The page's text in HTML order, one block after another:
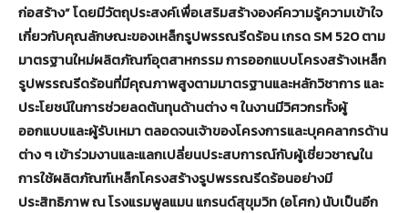
ก่อสร้าง” โดยมีวัตถุประสงค์เพื่อเสริมสร้างองค์ความรู้ความเข้าใจ
เกี่ยวกับคุณลักษณะของเหล็กรูปพรรณรีดร้อน เกรด SM 520 ตาม
มาตรฐานใหม่ผลิตภัณฑ์อุตสาหกรรม การออกแบบโครงสร้างเหล็ก
รูปพรรณรีดร้อนที่มีคุณภาพสูงตามมาตรฐานและหลักวิชาการ และ
ประโยชน์ในการช่วยลดต้นทุนด้านต่าง ๆ ในงานมีวิศวกรทั้งผู้
ออกแบบและผู้รับเหมา ตลอดจนเจ้าของโครงการและบุคคลากรด้าน
ต่าง ๆ เข้าร่วมงานและแลกเปลี่ยนประสบการณ์กับผู้เชี่ยวชาญใน
การใช้ผลิตภัณฑ์เหล็กโครงสร้างรูปพรรณรีดร้อนอย่างมี
ประสิทธิภาพ ณ โรงแรมพูลแมน แกรนด์สุขุมวิท (อโศก) นับเป็นอีก